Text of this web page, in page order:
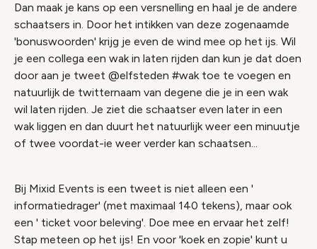
Dan maak je kans op een versnelling en haal je de andere
schaatsers in. Door het intikken van deze zogenaamde
'bonuswoorden' krijg je even de wind mee op het ijs. Wil
je een collega een wak in laten rijden dan kun je dat doen
door aan je tweet @elfsteden #wak toe te voegen en
natuurlijk de twitternaam van degene die je in een wak
wil laten rijden. Je ziet die schaatser even later in een
wak liggen en dan duurt het natuurlijk weer een minuutje
of twee voordat-ie weer verder kan schaatsen...
Bij Mixid Events is een tweet is niet alleen een '
informatiedrager' (met maximaal 140 tekens), maar ook
een ' ticket voor beleving'. Doe mee en ervaar het zelf!
Stap meteen op het ijs! En voor 'koek en zopie' kunt u